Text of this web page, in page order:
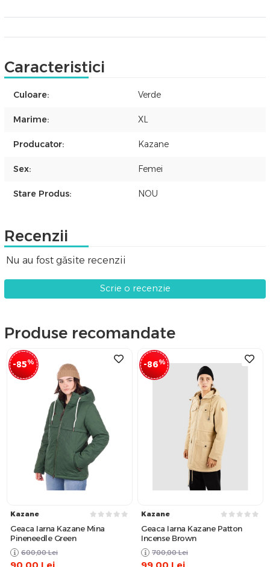
Caracteristici
Culoare: Verde
Marime: XL
Producator: Kazane
Sex: Femei
Stare Produs: NOU
Recenzii
Nu au fost găsite recenzii
Scrie o recenzie
Produse recomandate
-85%
Kazane
Geaca Iarna Kazane Mina
Pineneedle Green
600,00 Lei
-86%
Kazane
Geaca Iarna Kazane Patton
Incense Brown
700,00 Lei